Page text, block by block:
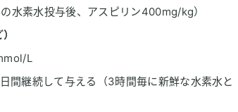
水素水投与後、アスピリン400mg/kg）
L
間継続して与える（3時間毎に新鮮な水素水と